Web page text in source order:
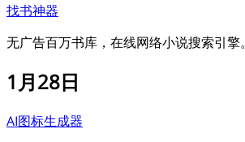
找书神器
无广告百万书库，在线网络小说搜索引擎。
1月28日
AI图标生成器